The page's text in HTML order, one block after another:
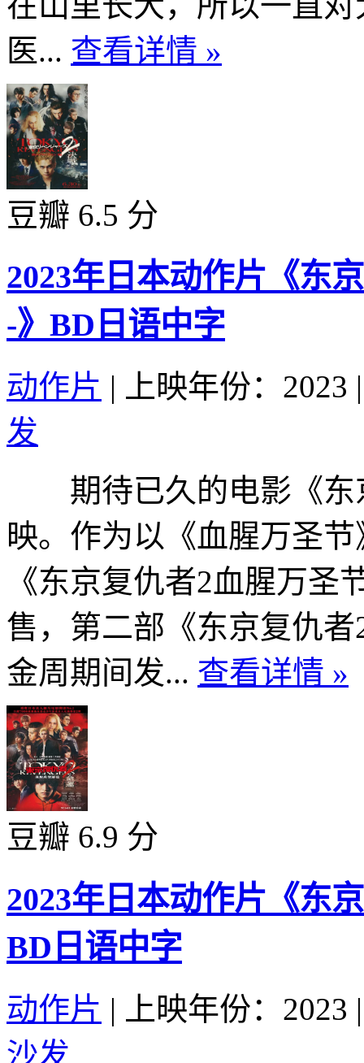
医... 查看详情 »
豆瓣 6.5 分
2023年日本动作片《东
-》BD日语中字
动作片 | 上映年份：2023 |
发
期待已久的电影《东
映。作为以《血腥万圣
《东京复仇者2血腥万圣
售，第二部《东京复仇
金周期间发... 查看详情 »
豆瓣 6.9 分
2023年日本动作片《东
BD日语中字
动作片 | 上映年份：2023 |
沙发